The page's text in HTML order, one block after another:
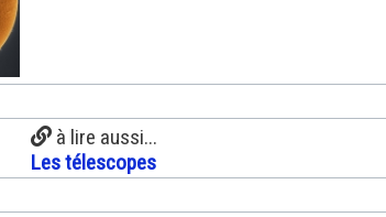
à lire aussi...
Les télescopes